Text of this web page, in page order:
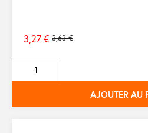
Prix
de
base
3,63 €
3,27 €
AJOUTER AU